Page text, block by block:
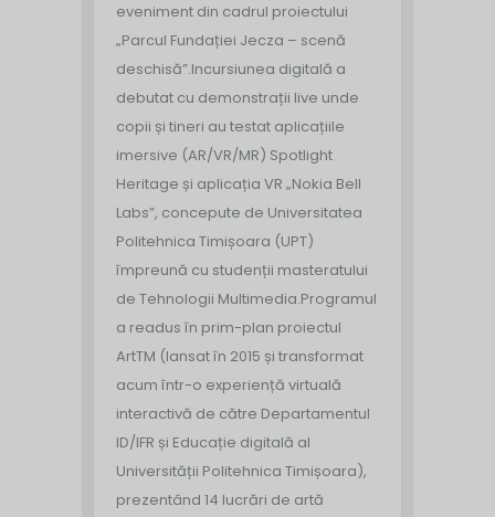
eveniment din cadrul proiectului
„Parcul Fundației Jecza – scenă
deschisă”.Incursiunea digitală a
debutat cu demonstrații live unde
copii și tineri au testat aplicațiile
imersive (AR/VR/MR) Spotlight
Heritage și aplicația VR „Nokia Bell
Labs”, concepute de Universitatea
Politehnica Timișoara (UPT)
împreună cu studenții masteratului
de Tehnologii Multimedia.Programul
a readus în prim-plan proiectul
ArtTM (lansat în 2015 și transformat
acum într-o experiență virtuală
interactivă de către Departamentul
ID/IFR și Educație digitală al
Universității Politehnica Timișoara),
prezentând 14 lucrări de artă